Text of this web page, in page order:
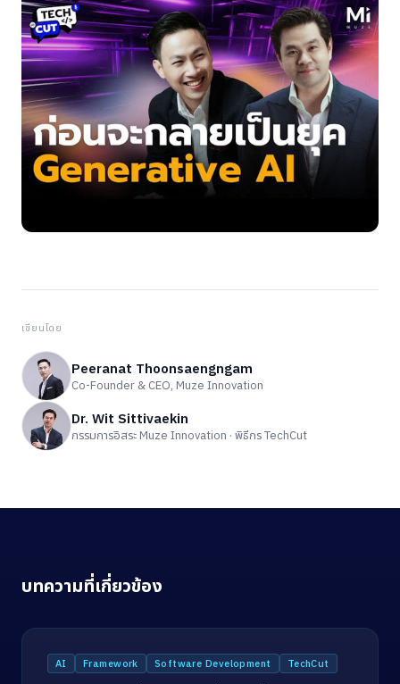
เขียนโดย
Peeranat Thoonsaengngam
Co-Founder & CEO, Muze Innovation
Dr. Wit Sittivaekin
กรรมการอิสระ Muze Innovation · พิธีกร TechCut
บทความที่เกี่ยวข้อง
AI Framework Software Development TechCut